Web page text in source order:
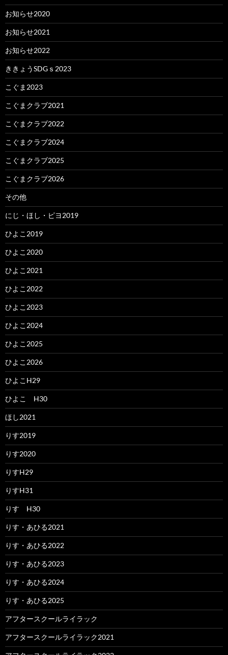
お知らせ2020
お知らせ2021
お知らせ2022
ききょうSDGｓ2023
こぐま2023
こぐまクラブ2021
こぐまクラブ2022
こぐまクラブ2024
こぐまクラブ2025
こぐまクラブ2026
その他
にじ・ほし・ピヨ2019
ひよこ2019
ひよこ2020
ひよこ2021
ひよこ2022
ひよこ2023
ひよこ2024
ひよこ2025
ひよこ2026
ひよこH29
ひよこ H30
ほし2021
りす2019
りす2020
りすH29
りすH31
りす H30
りす・あひる2021
りす・あひる2022
りす・あひる2023
りす・あひる2024
りす・あひる2025
アフタースクールライラック
アフタースクールライラック2021